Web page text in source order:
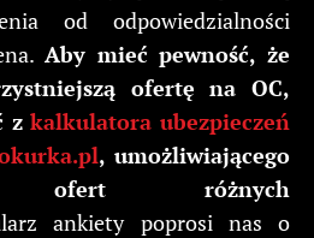
od odpowiedzialności
Aby mieć pewność, że
ofertę na OC,
zkalkulatora ubezpieczeń
, umożliwiającego
ofert różnych
ankiety poprosi nas o